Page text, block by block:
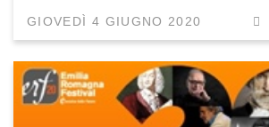
GIOVEDÌ 4 GIUGNO 2020